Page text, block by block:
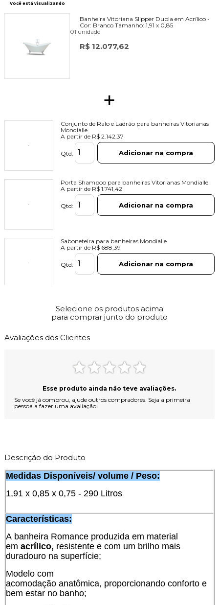
Você está visualizando
Banheira Vitoriana Slipper Dupla em Acrílico -
Cor: Branco Tamanho: 1,91 x 0,85
01 unidade
R$ 12.077,62
+
Conjunto de Ralo e Ladrão para banheiras Vitorianas
Mondialle
A partir de R$ 2.142,37
Qtd: Adicionar na compra
Porta Shampoo para banheiras Vitorianas Mondialle
A partir de R$ 1.741,42
Qtd: Adicionar na compra
Saboneteira para banheiras Mondialle
A partir de R$ 688,39
Qtd: Adicionar na compra
Vitorianas da Mondialle
A partir de R$ 1.292,03
R$ 96,00
Selecione os produtos acima
para comprar junto do produto
Avaliações dos Clientes
Esse produto ainda não teve avaliações.
Se você já comprou, ajude outros compradores. Seja a primeira
pessoa a fazer uma avaliação!
Descrição do Produto
Medidas Disponíveis/ volume / Peso:
1,91 x 0,85 x 0,75 - 290 Litros
Características:
A banheira Romance produzida em material
em acrílico, resistente e com um brilho mais
duradouro na superfície;
Modelo com
acomodação anatômica, proporcionando conforto e
bem estar no banho;